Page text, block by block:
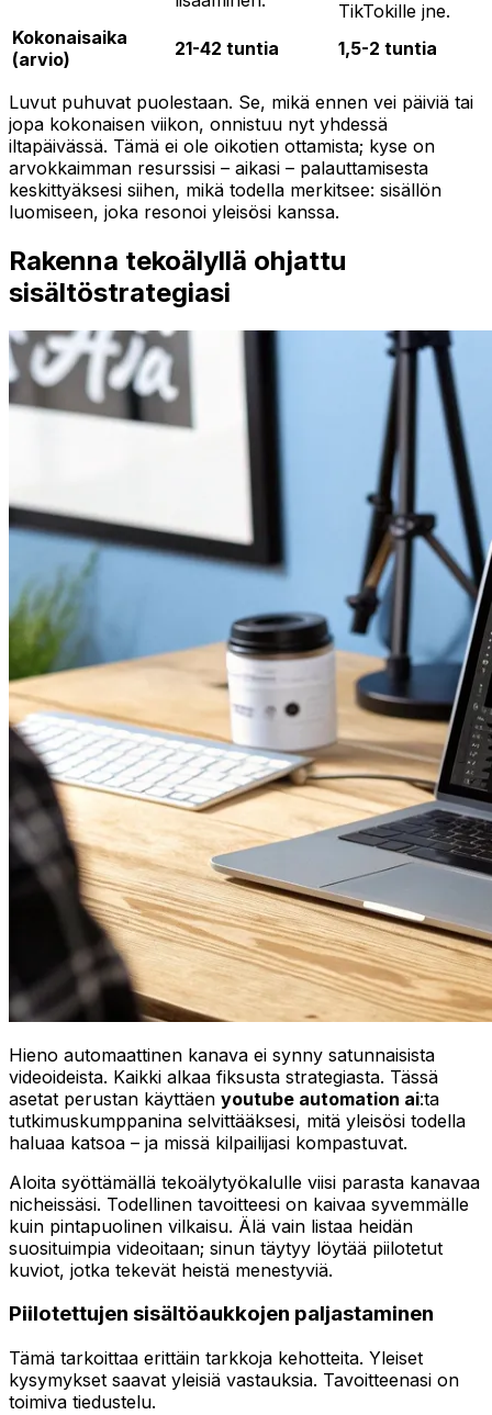
TikTokille jne.
Kokonaisaika
(arvio)
21-42 tuntia 1,5-2 tuntia
Luvut puhuvat puolestaan. Se, mikä ennen vei päiviä tai
jopa kokonaisen viikon, onnistuu nyt yhdessä
iltapäivässä. Tämä ei ole oikotien ottamista; kyse on
arvokkaimman resurssisi – aikasi – palauttamisesta
keskittyäksesi siihen, mikä todella merkitsee: sisällön
luomiseen, joka resonoi yleisösi kanssa.
Rakenna tekoälyllä ohjattu
sisältöstrategiasi
Hieno automaattinen kanava ei synny satunnaisista
videoideista. Kaikki alkaa fiksusta strategiasta. Tässä
asetat perustan käyttäen youtube automation ai:ta
tutkimuskumppanina selvittääksesi, mitä yleisösi todella
haluaa katsoa – ja missä kilpailijasi kompastuvat.
Aloita syöttämällä tekoälytyökalulle viisi parasta kanavaa
nicheissäsi. Todellinen tavoitteesi on kaivaa syvemmälle
kuin pintapuolinen vilkaisu. Älä vain listaa heidän
suosituimpia videoitaan; sinun täytyy löytää piilotetut
kuviot, jotka tekevät heistä menestyviä.
Piilotettujen sisältöaukkojen paljastaminen
Tämä tarkoittaa erittäin tarkkoja kehotteita. Yleiset
kysymykset saavat yleisiä vastauksia. Tavoitteenasi on
toimiva tiedustelu.